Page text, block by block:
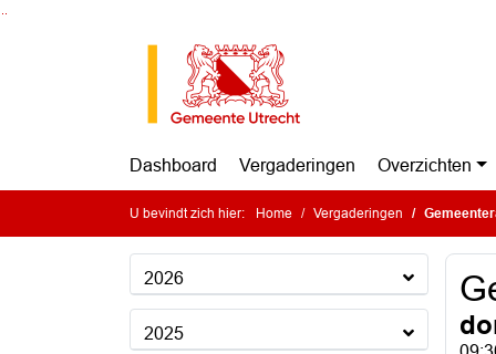
Dashboard Vergaderingen Overzichten
U bevindt zich hier: Home Vergaderingen
2026
2025